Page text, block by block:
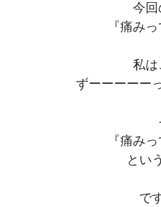
今回
『痛み
私は
ずーーーーー
『痛み
とい
で